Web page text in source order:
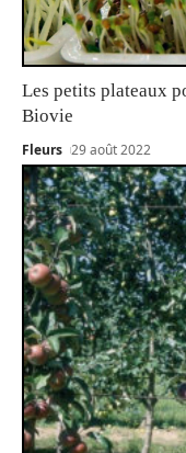
Les petits plateaux
Biovie
Fleurs 29 août 2022